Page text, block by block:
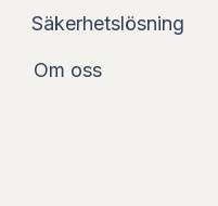
Säkerhetslösning
Om oss